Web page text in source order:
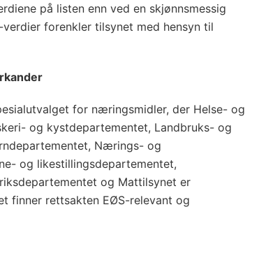
på listen enn ved en skjønnsmessig
forenkler tilsynet med hensyn til
for næringsmidler, der Helse- og
og kystdepartementet, Landbruks- og
Nærings- og
og likestillingsdepartementet,
og Mattilsynet er
finner rettsakten EØS-relevant og